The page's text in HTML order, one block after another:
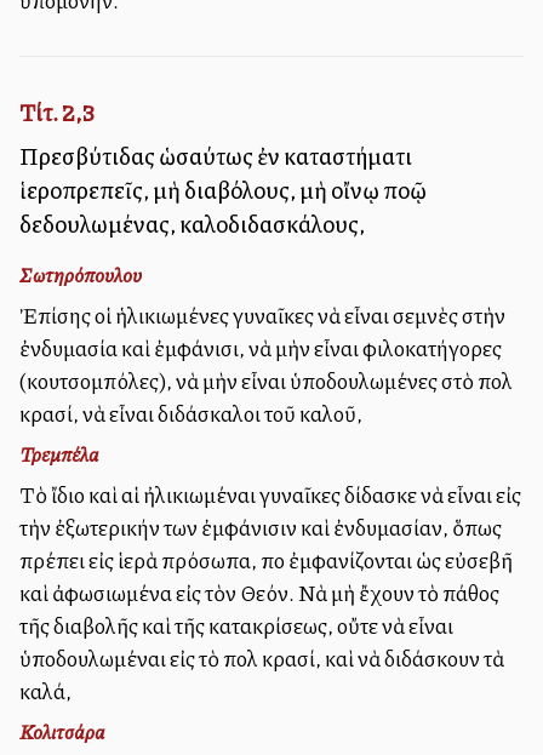
Τίτ. 2,3
Πρεσβύτιδας ὡσαύτως ἐν καταστήματι
ἱεροπρεπεῖς, μὴ διαβόλους, μὴ οἴνῳ πολλῷ
δεδουλωμένας, καλοδιδασκάλους,
Σωτηρόπουλου
Ἐπίσης οἱ ἡλικιωμένες γυναῖκες νὰ εἶναι σεμνὲς στὴν
ἐνδυμασία καὶ ἐμφάνισι, νὰ μὴν εἶναι φιλοκατήγορες
(κουτσομπόλες), νὰ μὴν εἶναι ὑποδουλωμένες στὸ πολὺ
κρασί, νὰ εἶναι διδάσκαλοι τοῦ καλοῦ,
Τρεμπέλα
Τὸ ἴδιο καὶ αἱ ἠλικιωμέναι γυναῖκες δίδασκε νὰ εἶναι εἰς
τὴν ἐξωτερικήν των ἐμφάνισιν καὶ ἐνδυμασίαν, ὅπως
πρέπει εἰς ἱερὰ πρόσωπα, ποὺ ἐμφανίζονται ὡς εὐσεβῆ
καὶ ἀφωσιωμένα εἰς τὸν Θεόν. Νὰ μὴ ἔχουν τὸ πάθος
τῆς διαβολῆς καὶ τῆς κατακρίσεως, οὔτε νὰ εἶναι
ὑποδουλωμέναι εἰς τὸ πολὺ κρασί, καὶ νὰ διδάσκουν τὰ
καλά,
Κολιτσάρα